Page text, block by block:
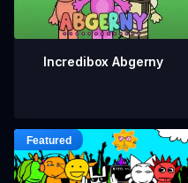
Incredibox Abgerny